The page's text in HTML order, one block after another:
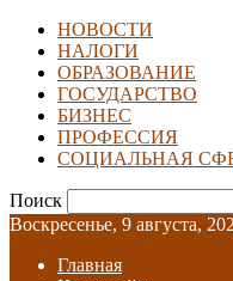
НОВОСТИ
НАЛОГИ
ОБРАЗОВАНИЕ
ГОСУДАРСТВО
БИЗНЕС
ПРОФЕССИЯ
СОЦИАЛЬНАЯ
Поиск
Воскресенье, 9 августа,
Главная